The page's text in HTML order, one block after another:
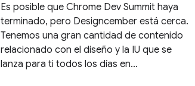
Es posible que Chrome Dev Summit haya
terminado, pero Designcember está cerca.
Tenemos una gran cantidad de contenido
relacionado con el diseño y la IU que se
lanza para ti todos los días en...